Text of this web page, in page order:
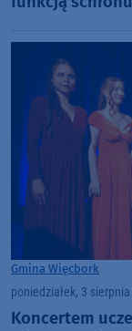
Gmina Więcbork
poniedziałek, 3
Koncertem